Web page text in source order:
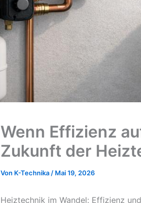
Wenn Effizienz
Zukunft der
Von K-Technika / Mai 19, 2026
Heiztechnik im Wandel: Effizienz